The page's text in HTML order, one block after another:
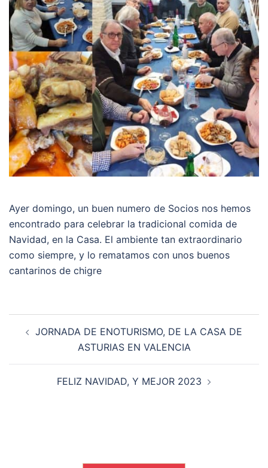
Ayer domingo, un buen numero de Socios nos hemos
encontrado para celebrar la tradicional comida de
Navidad, en la Casa. El ambiente tan extraordinario
como siempre, y lo rematamos con unos buenos
cantarinos de chigre
JORNADA DE ENOTURISMO, DE LA CASA DE
ASTURIAS EN VALENCIA
FELIZ NAVIDAD, Y MEJOR 2023